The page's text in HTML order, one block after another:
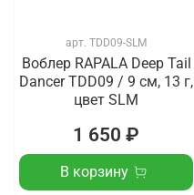
арт. TDD09-SLM
Воблер RAPALA Deep Tail
Dancer TDD09 / 9 см, 13 г,
цвет SLM
1 650 ₽
В корзину